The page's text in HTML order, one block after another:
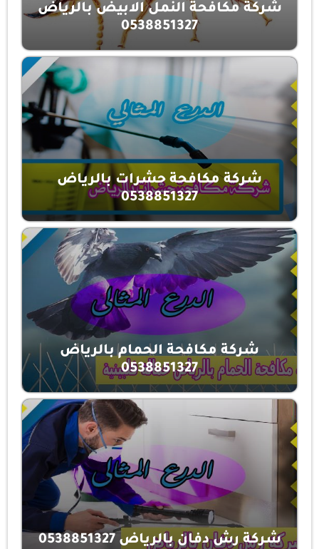
شركة مكافحة النمل الابيض بالرياض
0538851327
شركة مكافحة حشرات بالرياض
0538851327
شركة مكافحة الحمام بالرياض
0538851327
شركة رش دفان بالرياض 0538851327